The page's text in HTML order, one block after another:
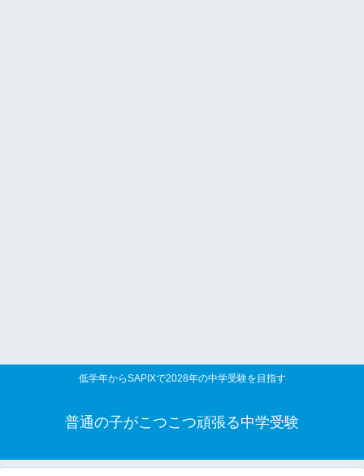
低学年からSAPIXで2028年の中学受験を目指す
普通の子がこつこつ頑張る中学受験